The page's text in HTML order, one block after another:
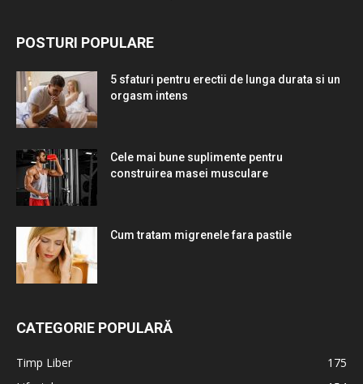
POSTURI POPULARE
5 sfaturi pentru erectii de lunga durata si un
orgasm intens
Cele mai bune suplimente pentru
construirea masei musculare
Cum tratam migrenele fara pastile
CATEGORIE POPULARĂ
Timp Liber
175